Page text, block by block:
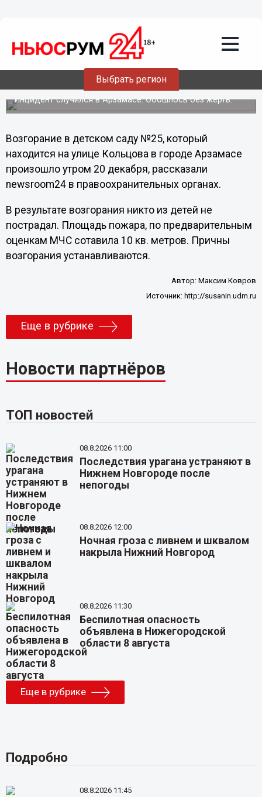
Выбрать регион
21.12.201211:41
Пожар в детском саду произошел в
Нижегородской области
Инцидент случился в Арзамасе. Обошлось без жертв.
Возгорание в детском саду №25, который
находится на улице Кольцова в городе Арзамасе
произошло утром 20 декабря, рассказали
newsroom24 в правоохранительных органах.
В результате возгорания никто из детей не
пострадал. Площадь пожара, по предварительным
оценкам МЧС сотавила 10 кв. метров. Причны
возгорания устанавливаются.
Автор:Максим Ковров
Источник: http://susanin.udm.ru
Еще в рубрике
Новости партнёров
ТОП новостей
08.8.2026 11:00
Последствия урагана устраняют в
Нижнем Новгороде после
непогоды
08.8.2026 12:00
Ночная гроза с ливнем и шквалом
накрыла Нижний Новгород
08.8.2026 11:30
Беспилотная опасность
объявлена в Нижегородской
области 8 августа
Еще в рубрике
Подробно
08.8.2026 11:45